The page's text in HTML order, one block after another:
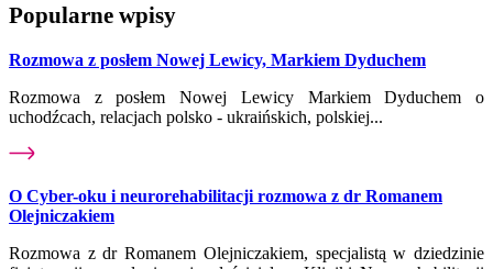
Popularne wpisy
Rozmowa z posłem Nowej Lewicy, Markiem Dyduchem
Rozmowa z posłem Nowej Lewicy Markiem Dyduchem o
uchodźcach, relacjach polsko - ukraińskich, polskiej...
O Cyber-oku i neurorehabilitacji rozmowa z dr Romanem
Olejniczakiem
Rozmowa z dr Romanem Olejniczakiem, specjalistą w dziedzinie